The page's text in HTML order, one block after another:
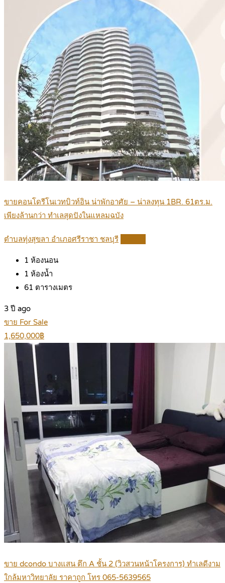
ขายคอนโดรีโนเวทบิวท์อิน น่าพักอาศัย – น่าลงทุน 1BR. 61ตร.ม.
เพียงล้านกว่า ทำเลสุดปังในแหลมฉบัง
ตำบลทุ่งสุขลา อำเภอศรีราชา ชลบุรี
1 ห้องนอน
1 ห้องน้ำ
61 ตารางเมตร
3 ปี ago
ขาย For Sale
1,650,000฿
ขาย dcondo บางแสน ตึก A ชั้น 2 (วิวสวนหน้าโครงการ) ทำเลดีงาม
ใกล้มหาวิทยาลัย ราคาถูก โทร 065-5639565